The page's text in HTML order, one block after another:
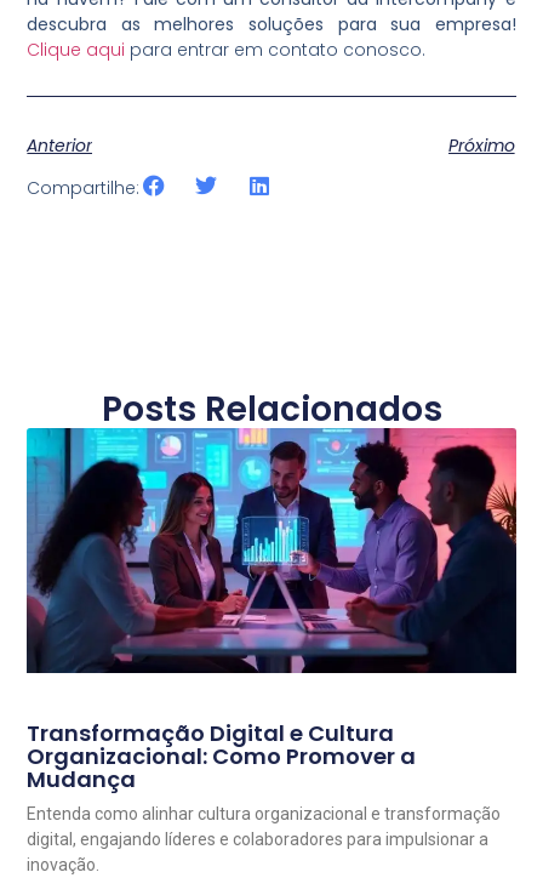
descubra as melhores soluções para sua empresa!
Clique aqui para entrar em contato conosco.
Anterior
Próximo
Compartilhe:
Posts Relacionados
Transformação Digital e Cultura
Organizacional: Como Promover a
Mudança
Entenda como alinhar cultura organizacional e transformação
digital, engajando líderes e colaboradores para impulsionar a
inovação.